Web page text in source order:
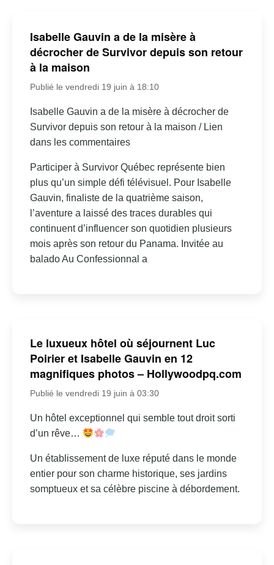
Isabelle Gauvin a de la misère à
décrocher de Survivor depuis son retour
à la maison
Publié le vendredi 19 juin à 18:10
Isabelle Gauvin a de la misère à décrocher de
Survivor depuis son retour à la maison / Lien
dans les commentaires
Participer à Survivor Québec représente bien
plus qu’un simple défi télévisuel. Pour Isabelle
Gauvin, finaliste de la quatrième saison,
l’aventure a laissé des traces durables qui
continuent d’influencer son quotidien plusieurs
mois après son retour du Panama. Invitée au
balado Au Confessionnal a
Le luxueux hôtel où séjournent Luc
Poirier et Isabelle Gauvin en 12
magnifiques photos – Hollywoodpq.com
Publié le vendredi 19 juin à 03:30
Un hôtel exceptionnel qui semble tout droit sorti
d’un rêve…
Un établissement de luxe réputé dans le monde
entier pour son charme historique, ses jardins
somptueux et sa célèbre piscine à débordement.